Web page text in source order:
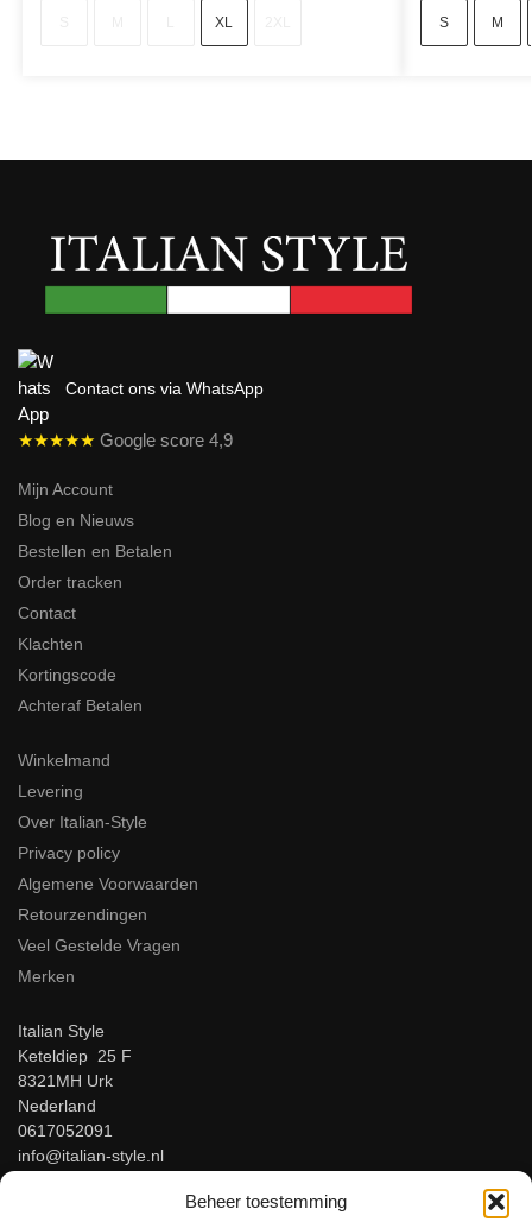
Beheer toestemming
XL S M
Contact ons via WhatsApp
★★★★★ Google score 4,9
Mijn Account
Blog en Nieuws
Bestellen en Betalen
Order tracken
Contact
Klachten
Kortingscode
Achteraf Betalen
Winkelmand
Levering
Over Italian-Style
Privacy policy
Algemene Voorwaarden
Retourzendingen
Veel Gestelde Vragen
Merken
Italian Style
Keteldiep 25 F
8321MH Urk
Nederland
0617052091
info@italian-style.nl
BTW: NL866816483B01